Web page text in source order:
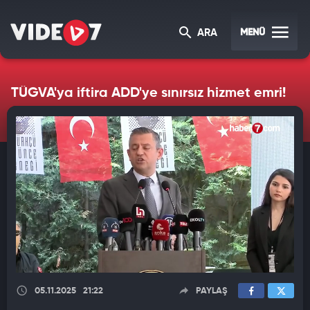
ARA MENÜ
TÜGVA'ya iftira ADD'ye sınırsız hizmet emri!
05.11.2025 21:22 PAYLAŞ